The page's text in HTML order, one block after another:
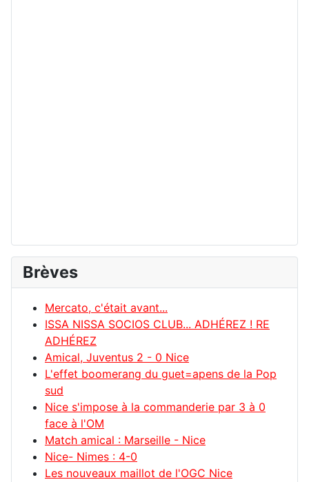
Brèves
Mercato, c'était avant...
ISSA NISSA SOCIOS CLUB... ADHÉREZ ! RE
ADHÉREZ
Amical, Juventus 2 - 0 Nice
L'effet boomerang du guet=apens de la Pop
sud
Nice s'impose à la commanderie par 3 à 0
face à l'OM
Match amical : Marseille - Nice
Nice- Nimes : 4-0
Les nouveaux maillot de l'OGC Nice